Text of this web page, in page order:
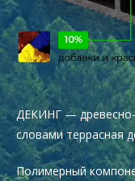
ДЕКИНГ —
словами террасная
Полимерный